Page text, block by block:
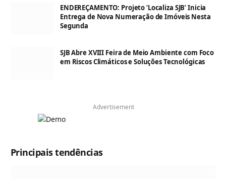
ENDEREÇAMENTO: Projeto ‘Localiza SJB’ Inicia
Entrega de Nova Numeração de Imóveis Nesta
Segunda
SJB Abre XVIII Feira de Meio Ambiente com Foco
em Riscos Climáticos e Soluções Tecnológicas
Advertisement
Principais tendências